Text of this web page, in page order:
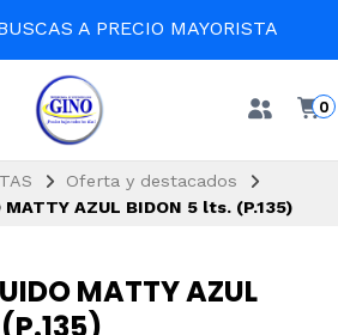
A PRECIO MAYORISTA
0
Oferta y destacados
MATTY AZUL BIDON 5 lts. (P.135)
MATTY AZUL